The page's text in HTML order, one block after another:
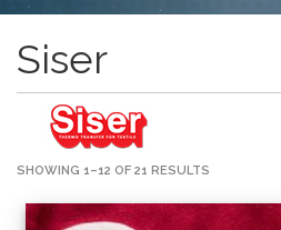
Siser
SHOWING 1–12 OF 21 RESULTS